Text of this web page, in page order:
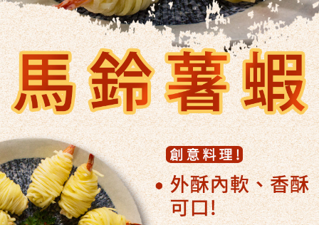
是否繳費成功／繳費後需取消欲退款等相關疑問，請聯繫「AFTEE先享後付
客戶支援中心」https://netprotections.freshdesk.com/support/home
【注意事項】
１．透過由恩沛科技股份有限公司提供之「AFTEE先享後付」服務完成之交
易，需依本服務之必要範圍內提供個人資料，並將交易相關給付款項請求債
權轉讓予恩沛科技股份有限公司。
２．關於個人資料處理事宜，請瀏覽以下網址：
https://aftee.tw/terms/#terms3
３．未成年的使用者請事先徵得法定代理人或監護人之同意方可使用
「AFTEE先享後付」，若未經同意申辦者引起之損失，本公司不負相關責
４．使用「AFTEE先享後付」時，將依據個別帳號之用戶狀況，依本公司即
時審查核予不同之上限額度；若仍有額度不足之情形，本公司將視審查結果
請求用戶進行身份認證。
５．嚴禁一人註冊多個帳號或使用他人資訊註冊。若發現惡意使用之情形，
恩沛科技股份有限公司將有權停止該用戶之使用額度並採取法律行動。